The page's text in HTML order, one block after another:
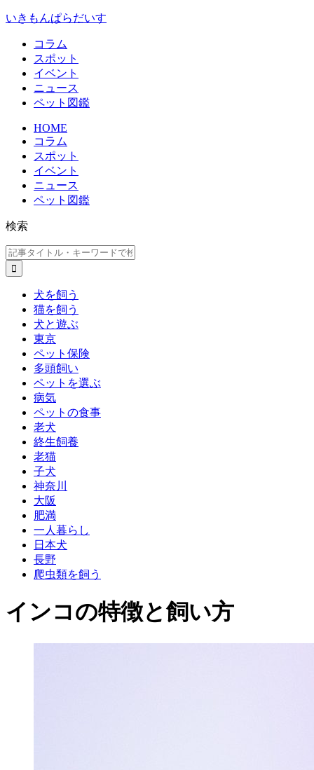
いきもんぱらだいす
コラム
スポット
イベント
ニュース
ペット図鑑
HOME
コラム
スポット
イベント
ニュース
ペット図鑑
検索
犬を飼う
猫を飼う
犬と遊ぶ
東京
ペット保険
多頭飼い
ペットを選ぶ
病気
ペットの食事
老犬
終生飼養
老猫
子犬
神奈川
大阪
肥満
一人暮らし
日本犬
長野
爬虫類を飼う
インコの特徴と飼い方